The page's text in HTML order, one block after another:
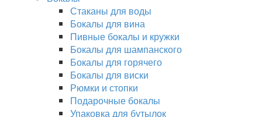
Стаканы для воды
Бокалы для вина
Пивные бокалы и кружки
Бокалы для шампанского
Бокалы для горячего
Бокалы для виски
Рюмки и стопки
Подарочные бокалы
Упаковка для бутылок